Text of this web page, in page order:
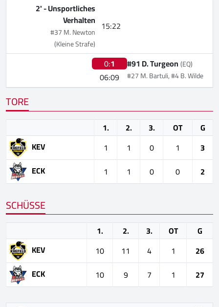
15:22
2' -Unsportliches
Verhalten
#37 M. Newton
(Kleine Strafe)
0:1
06:09
#91 D. Turgeon(EQ)
#27 M. Bartuli, #4 B. Wilde
TORE
1. 2. 3. OT
G
KEV
1 1 0 1
3
ECK
1 1 0 0 2
SCHÜSSE
1. 2. 3. OT
G
KEV
10 11 4 1
26
ECK
10 9 7 1 27